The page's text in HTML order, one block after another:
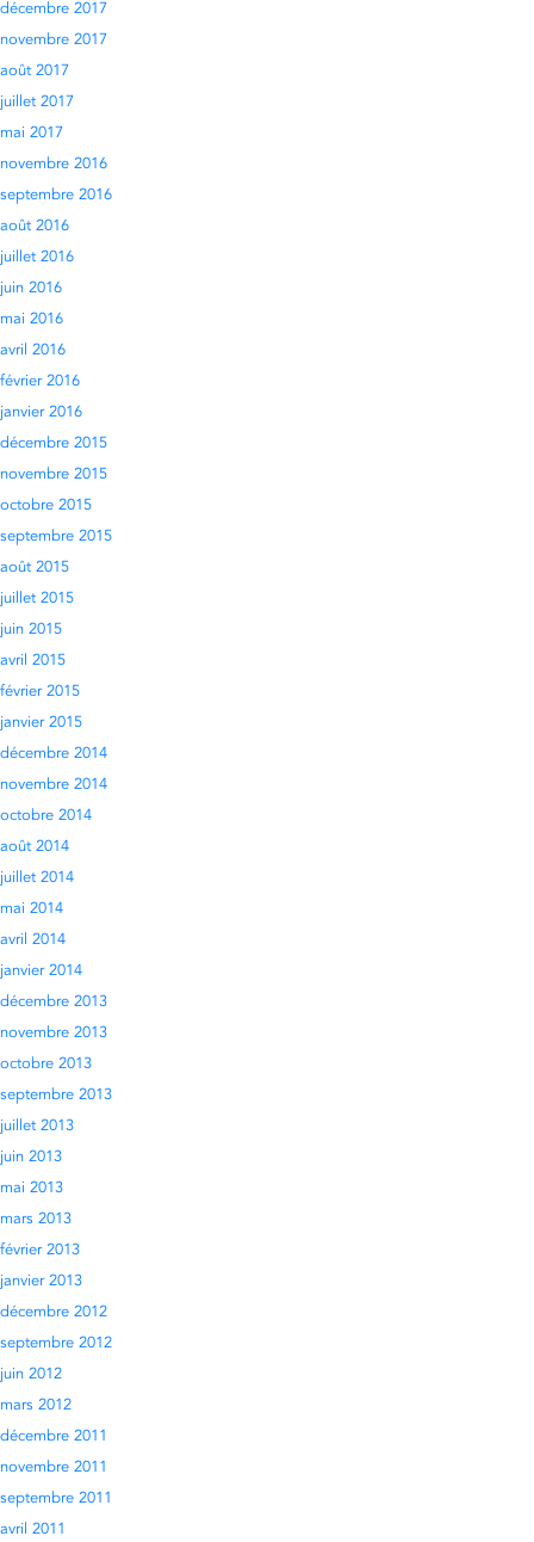
décembre 2017
novembre 2017
août 2017
juillet 2017
mai 2017
novembre 2016
septembre 2016
août 2016
juillet 2016
juin 2016
mai 2016
avril 2016
février 2016
janvier 2016
décembre 2015
novembre 2015
octobre 2015
septembre 2015
août 2015
juillet 2015
juin 2015
avril 2015
février 2015
janvier 2015
décembre 2014
novembre 2014
octobre 2014
août 2014
juillet 2014
mai 2014
avril 2014
janvier 2014
décembre 2013
novembre 2013
octobre 2013
septembre 2013
juillet 2013
juin 2013
mai 2013
mars 2013
février 2013
janvier 2013
décembre 2012
septembre 2012
juin 2012
mars 2012
décembre 2011
novembre 2011
septembre 2011
avril 2011